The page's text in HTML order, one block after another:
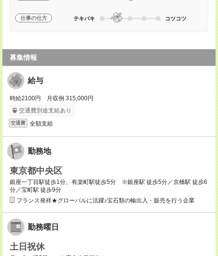
仕事の仕方 テキパキ コツコツ
募集情報
給与
時給2100円 月収例 315,000円
交通費別途支給あり
交通費 全額支給
勤務地
東京都中央区
銀座一丁目駅徒歩1分、有楽町駅徒歩5分 ※銀座駅 徒歩5分／京橋駅 徒歩6
分／宝町駅 徒歩9分
フランス発祥★グローバルに活躍♪宝石類の輸出入・販売を行う企業
勤務曜日
土日祝休